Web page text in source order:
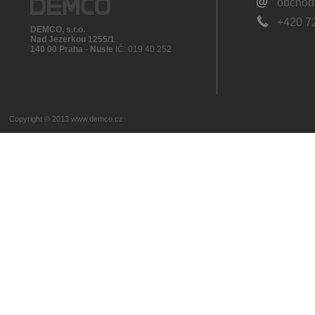
DEMCO, s.r.o.
Nad Jezerkou 1255/1
140 00 Praha - Nusle IČ: 019 40 252
+420
Copyright © 2013 www.demco.cz